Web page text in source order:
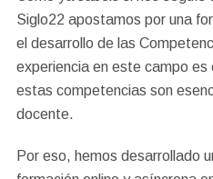
Siglo22 apostamos por una
el desarrollo de las
experiencia en este campo
estas competencias son
docente.
Por eso, hemos desarrollado